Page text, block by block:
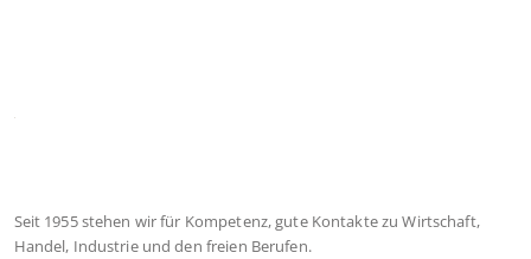
Seit 1955 stehen wir für Kompetenz, gute Kontakte zu Wirtschaft,
Handel, Industrie und den freien Berufen.